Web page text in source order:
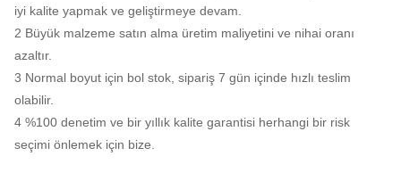
iyi kalite yapmak ve geliştirmeye devam.
2 Büyük malzeme satın alma üretim maliyetini ve nihai oranı
azaltır.
3 Normal boyut için bol stok, sipariş 7 gün içinde hızlı teslim
olabilir.
4 %100 denetim ve bir yıllık kalite garantisi herhangi bir risk
seçimi önlemek için bize.